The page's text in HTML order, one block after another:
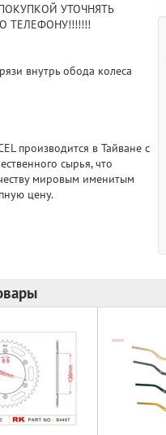
УТОЧНЯТЬ
ТЕЛЕФОНУ!!!!!!!
внутрь обода колеса
производится в Тайване с
сырья, что
мировым именитым
цену.